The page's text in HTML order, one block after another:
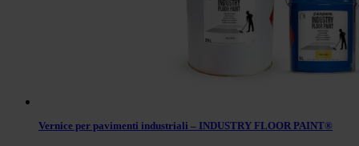
Vernice per pavimenti industriali – INDUSTRY FLOOR PAINT®